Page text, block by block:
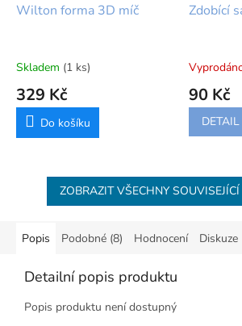
Wilton forma 3D míč
Skladem (1 ks)
329 Kč
Do košíku
Zdobící
90 Kč
DETAIL
ZOBRAZIT VŠECHNY
Popis Podobné (8) Hodnocení Diskuze
Detailní popis produktu
Popis produktu není dostupný